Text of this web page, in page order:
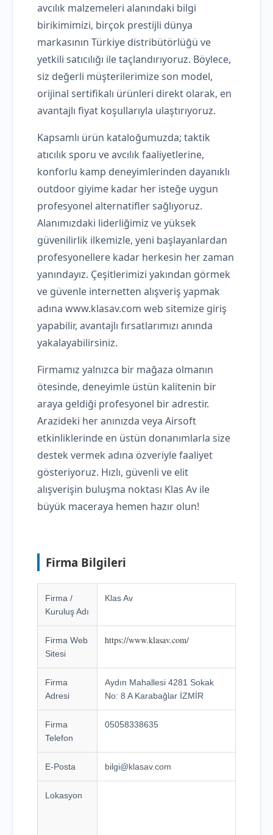
avcılık malzemeleri alanındaki bilgi
birikimimizi, birçok prestijli dünya
markasının Türkiye distribütörlüğü ve
yetkili satıcılığı ile taçlandırıyoruz. Böylece,
siz değerli müşterilerimize son model,
orijinal sertifikalı ürünleri direkt olarak, en
avantajlı fiyat koşullarıyla ulaştırıyoruz.
Kapsamlı ürün kataloğumuzda; taktik
atıcılık sporu ve avcılık faaliyetlerine,
konforlu kamp deneyimlerinden dayanıklı
outdoor giyime kadar her isteğe uygun
profesyonel alternatifler sağlıyoruz.
Alanımızdaki liderliğimiz ve yüksek
güvenilirlik ilkemizle, yeni başlayanlardan
profesyonellere kadar herkesin her zaman
yanındayız. Çeşitlerimizi yakından görmek
ve güvenle internetten alışveriş yapmak
adına www.klasav.com web sitemize giriş
yapabilir, avantajlı fırsatlarımızı anında
yakalayabilirsiniz.
Firmamız yalnızca bir mağaza olmanın
ötesinde, deneyimle üstün kalitenin bir
araya geldiği profesyonel bir adrestir.
Arazideki her anınızda veya Airsoft
etkinliklerinde en üstün donanımlarla size
destek vermek adına özveriyle faaliyet
gösteriyoruz. Hızlı, güvenli ve elit
alışverişin buluşma noktası Klas Av ile
büyük maceraya hemen hazır olun!
Firma Bilgileri
Firma /
Kuruluş Adı
Klas Av
Firma Web
Sitesi
https://www.klasav.com/
Firma
Adresi
Aydın Mahallesi 4281 Sokak
No: 8 A Karabağlar İZMİR
Firma
Telefon
05058338635
E-Posta bilgi@klasav.com
Lokasyon